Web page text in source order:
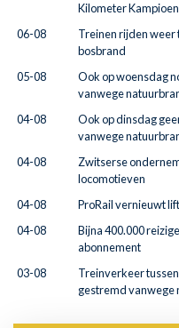
Kilometer Kampioen
06-08
Treinen rijden weer
bosbrand
05-08
Ook op woensdag
vanwege
04-08
Ook op dinsdag
vanwege
04-08
Zwitserse
locomotieven
04-08
ProRail vernieuwt
04-08
Bijna 400.000
abonnement
03-08
Treinverkeer
gestremd vanwege